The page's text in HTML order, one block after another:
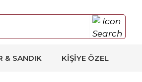
& SANDIK KIŞIYE ÖZEL